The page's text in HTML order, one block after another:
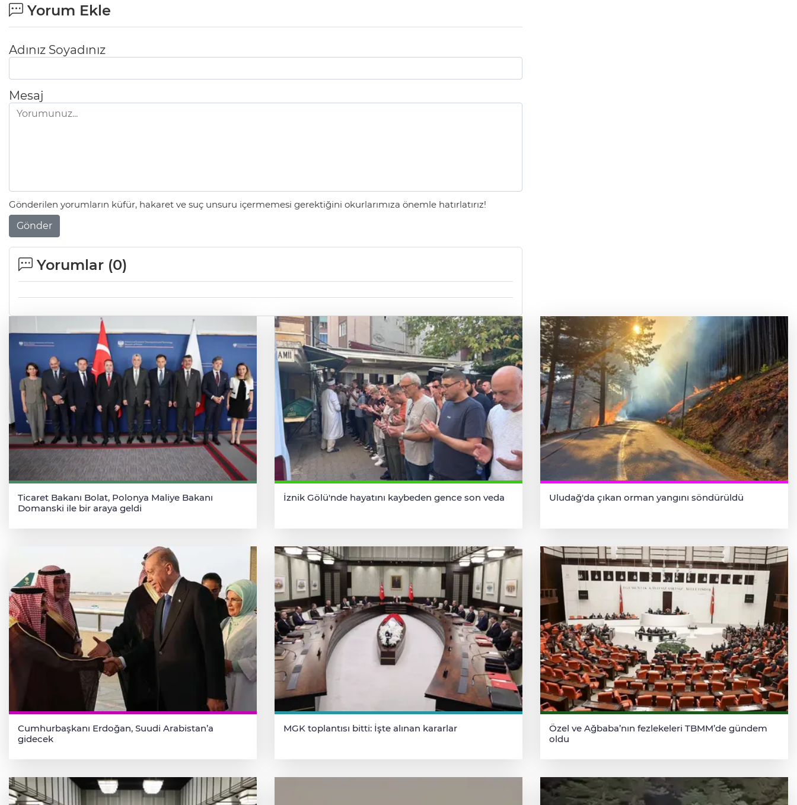
Yorum Ekle
Adınız Soyadınız
Mesaj
Gönderilen yorumların küfür, hakaret ve suç unsuru içermemesi gerektiğini okurlarımıza önemle hatırlatırız!
Gönder
Yorumlar (0)
Ticaret Bakanı Bolat, Polonya Maliye Bakanı
Domanski ile bir araya geldi
İznik Gölü'nde hayatını kaybeden gence son veda Uludağ'da çıkan orman yangını söndürüldü
Cumhurbaşkanı Erdoğan, Suudi Arabistan’a
gidecek
MGK toplantısı bitti: İşte alınan kararlar
Özel ve Ağbaba’nın fezlekeleri TBMM’de gündem
oldu